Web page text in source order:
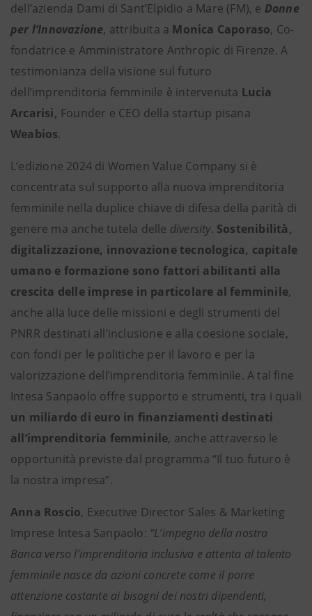
dell’azienda Dami di Sant’Elpidio a Mare (FM), e Donne
per l’Innovazione, attribuita a Monica Caporaso, Co-
fondatrice e Amministratore Anthropic di Firenze. A
testimonianza della visione sul futuro
dell’imprenditoria femminile è intervenuta Lucia
Arcarisi, Founder e CEO della startup pisana
Weabios.
L’edizione 2024 di Women Value Company si è
concentrata sul supporto alla nuova imprenditoria
femminile nella duplice chiave di difesa della parità di
genere ma anche tutela delle diversity. Sostenibilità,
digitalizzazione, innovazione tecnologica, capitale
umano e formazione sono fattori abilitanti alla
crescita delle imprese in particolare al femminile,
anche alla luce delle missioni e degli strumenti del
PNRR destinati all’inclusione e alla coesione sociale,
con fondi per le politiche per il lavoro e per la
valorizzazione dell’imprenditoria femminile. A tal fine
Intesa Sanpaolo offre supporto e strumenti, tra i quali
un miliardo di euro in finanziamenti destinati
all’imprenditoria femminile, anche attraverso le
opportunità previste dal programma “Il tuo futuro è
la nostra impresa”.
Anna Roscio, Executive Director Sales & Marketing
Imprese Intesa Sanpaolo: “L’impegno della nostra
Banca verso l’imprenditoria inclusiva e attenta al talento
femminile nasce da azioni concrete come il porre
attenzione costante ai bisogni dei nostri dipendenti,